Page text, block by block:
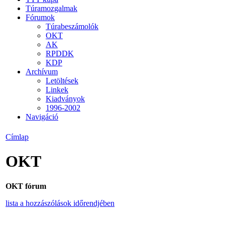
Túramozgalmak
Fórumok
Túrabeszámolók
OKT
AK
RPDDK
KDP
Archívum
Letöltések
Linkek
Kiadványok
1996-2002
Navigáció
Címlap
OKT
OKT fórum
lista a hozzászólások időrendjében